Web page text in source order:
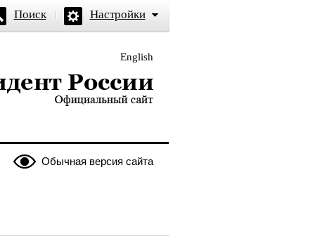
Поиск Настройки
English
— официальный сайт
Обычная версия сайта